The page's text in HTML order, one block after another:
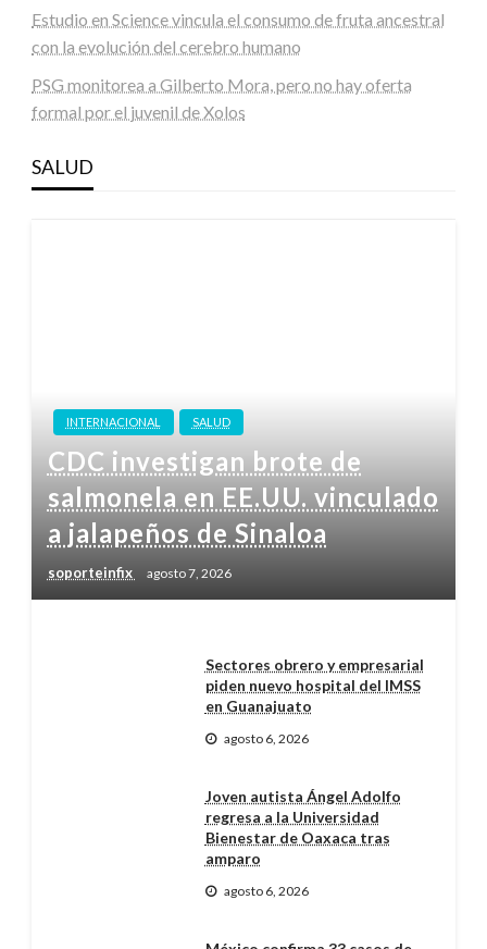
Estudio en Science vincula el consumo de fruta ancestral
con la evolución del cerebro humano
PSG monitorea a Gilberto Mora, pero no hay oferta
formal por el juvenil de Xolos
SALUD
INTERNACIONAL SALUD
CDC investigan brote de
salmonela en EE.UU. vinculado
a jalapeños de Sinaloa
soporteinfix agosto 7, 2026
Sectores obrero y empresarial
piden nuevo hospital del IMSS
en Guanajuato
agosto 6, 2026
Joven autista Ángel Adolfo
regresa a la Universidad
Bienestar de Oaxaca tras
amparo
agosto 6, 2026